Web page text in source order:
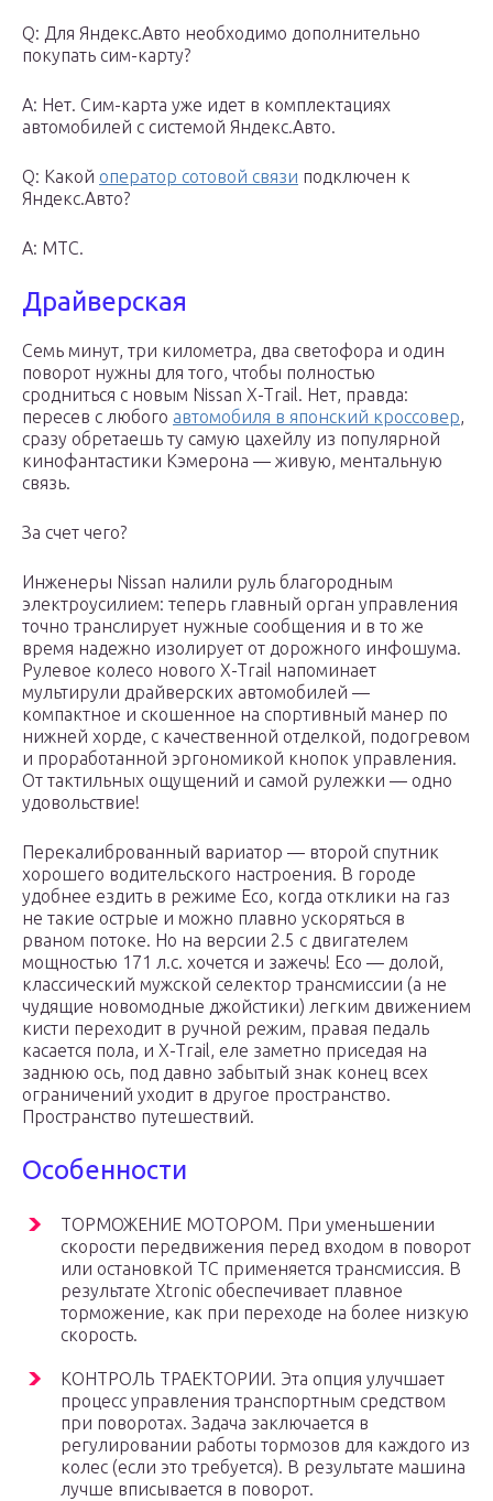
Q: Для Яндекс.Авто необходимо дополнительно
покупать сим-карту?
A: Нет. Сим-карта уже идет в комплектациях
автомобилей с системой Яндекс.Авто.
Q: Какой оператор сотовой связи подключен к
Яндекс.Авто?
A: МТС.
Драйверская
Семь минут, три километра, два светофора и один
поворот нужны для того, чтобы полностью
сродниться с новым Nissan X-Trail. Нет, правда:
пересев с любого автомобиля в японский кроссовер,
сразу обретаешь ту самую цахейлу из популярной
кинофантастики Кэмерона — живую, ментальную
связь.
За счет чего?
Инженеры Nissan налили руль благородным
электроусилием: теперь главный орган управления
точно транслирует нужные сообщения и в то же
время надежно изолирует от дорожного инфошума.
Рулевое колесо нового X-Trail напоминает
мультирули драйверских автомобилей —
компактное и скошенное на спортивный манер по
нижней хорде, с качественной отделкой, подогревом
и проработанной эргономикой кнопок управления.
От тактильных ощущений и самой рулежки — одно
удовольствие!
Перекалиброванный вариатор — второй спутник
хорошего водительского настроения. В городе
удобнее ездить в режиме Eco, когда отклики на газ
не такие острые и можно плавно ускоряться в
рваном потоке. Но на версии 2.5 с двигателем
мощностью 171 л.с. хочется и зажечь! Eco — долой,
классический мужской селектор трансмиссии (а не
чудящие новомодные джойстики) легким движением
кисти переходит в ручной режим, правая педаль
касается пола, и X-Trail, еле заметно приседая на
заднюю ось, под давно забытый знак конец всех
ограничений уходит в другое пространство.
Пространство путешествий.
Особенности
ТОРМОЖЕНИЕ МОТОРОМ. При уменьшении
скорости передвижения перед входом в поворот
или остановкой ТС применяется трансмиссия. В
результате Xtronic обеспечивает плавное
торможение, как при переходе на более низкую
скорость.
КОНТРОЛЬ ТРАЕКТОРИИ. Эта опция улучшает
процесс управления транспортным средством
при поворотах. Задача заключается в
регулировании работы тормозов для каждого из
колес (если это требуется). В результате машина
лучше вписывается в поворот.